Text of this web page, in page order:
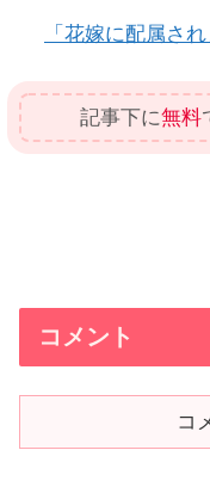
「花嫁に配属さ
記事下に無料
コメント
コ